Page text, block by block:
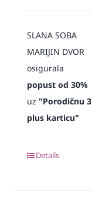
SLANA SOBA
MARIJIN DVOR
osigurala
popust od 30%
uz "Porodičnu 3
plus karticu"
Details